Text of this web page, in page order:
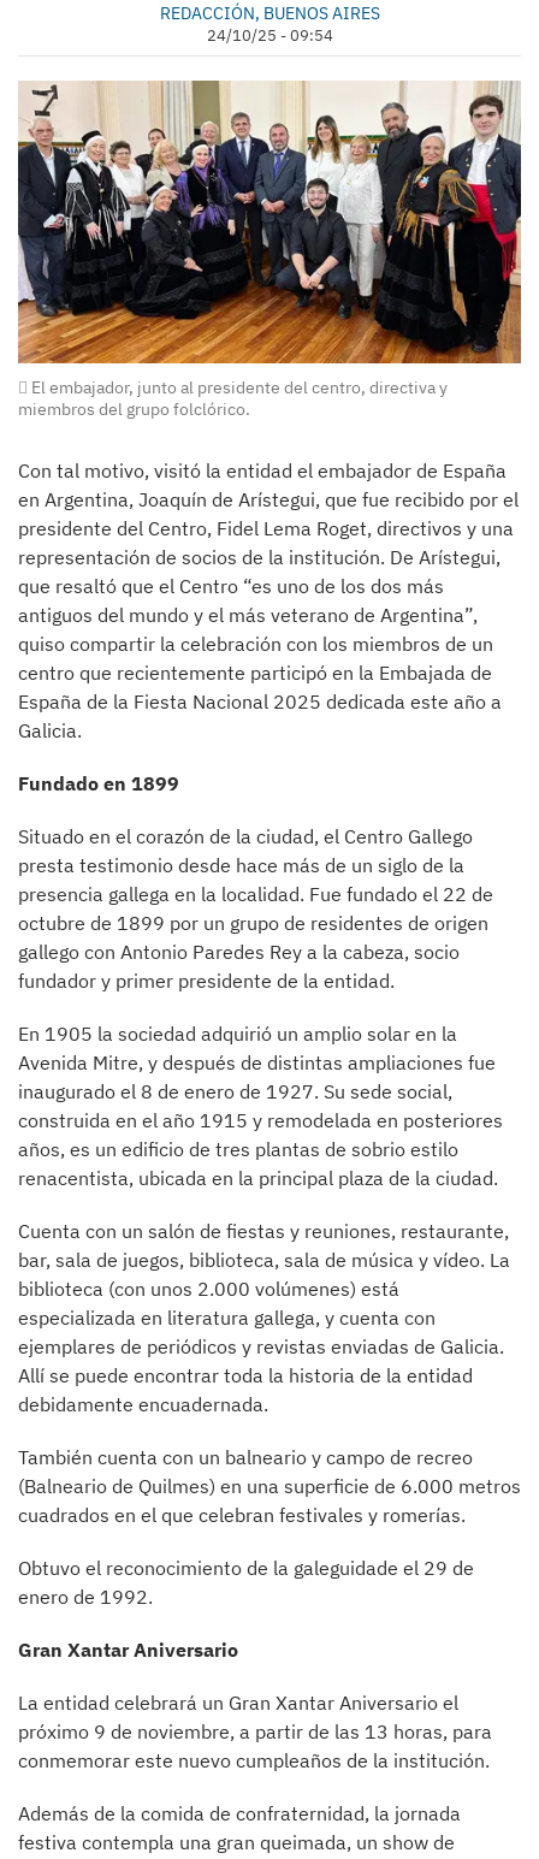
REDACCIÓN, BUENOS AIRES
24/10/25 - 09:54
El embajador, junto al presidente del centro, directiva y
miembros del grupo folclórico.
Con tal motivo, visitó la entidad el embajador de España
en Argentina, Joaquín de Arístegui, que fue recibido por el
presidente del Centro, Fidel Lema Roget, directivos y una
representación de socios de la institución. De Arístegui,
que resaltó que el Centro “es uno de los dos más
antiguos del mundo y el más veterano de Argentina”,
quiso compartir la celebración con los miembros de un
centro que recientemente participó en la Embajada de
España de la Fiesta Nacional 2025 dedicada este año a
Galicia.
Fundado en 1899
Situado en el corazón de la ciudad, el Centro Gallego
presta testimonio desde hace más de un siglo de la
presencia gallega en la localidad. Fue fundado el 22 de
octubre de 1899 por un grupo de residentes de origen
gallego con Antonio Paredes Rey a la cabeza, socio
fundador y primer presidente de la entidad.
En 1905 la sociedad adquirió un amplio solar en la
Avenida Mitre, y después de distintas ampliaciones fue
inaugurado el 8 de enero de 1927. Su sede social,
construida en el año 1915 y remodelada en posteriores
años, es un edificio de tres plantas de sobrio estilo
renacentista, ubicada en la principal plaza de la ciudad.
Cuenta con un salón de fiestas y reuniones, restaurante,
bar, sala de juegos, biblioteca, sala de música y vídeo. La
biblioteca (con unos 2.000 volúmenes) está
especializada en literatura gallega, y cuenta con
ejemplares de periódicos y revistas enviadas de Galicia.
Allí se puede encontrar toda la historia de la entidad
debidamente encuadernada.
También cuenta con un balneario y campo de recreo
(Balneario de Quilmes) en una superficie de 6.000 metros
cuadrados en el que celebran festivales y romerías.
Obtuvo el reconocimiento de la galeguidade el 29 de
enero de 1992.
Gran Xantar Aniversario
La entidad celebrará un Gran Xantar Aniversario el
próximo 9 de noviembre, a partir de las 13 horas, para
conmemorar este nuevo cumpleaños de la institución.
Además de la comida de confraternidad, la jornada
festiva contempla una gran queimada, un show de